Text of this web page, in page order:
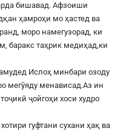
бишавад. Афзоиши
ҳамроҳи мо ҳастед ва
моро намегузорад, ки
баракс таҳрик медиҳад,ки
Ислоҳ минбари озоду
мегӯяду менависад.Аз ин
ҷойгоҳи хоси худро
гуфтани сухани ҳақ ва